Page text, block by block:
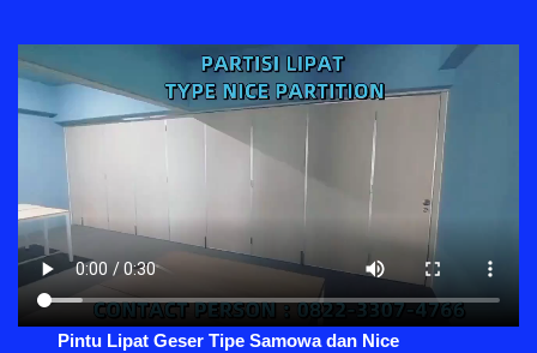
Pintu Lipat Geser Tipe Samowa dan Nice